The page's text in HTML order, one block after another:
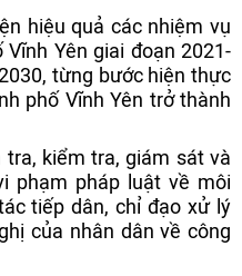
hiệu quả các nhiệm vụ
Yên giai đoạn 2021-
từng bước hiện thực
phố Vĩnh Yên trở thành
kiểm tra, giám sát và
phạm pháp luật về môi
tiếp dân, chỉ đạo xử lý
của nhân dân về công